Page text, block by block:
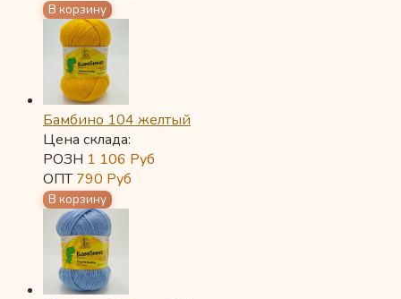
Бамбино 104 желтый
Цена склада:
РОЗН 1 106 Руб
ОПТ790 Руб